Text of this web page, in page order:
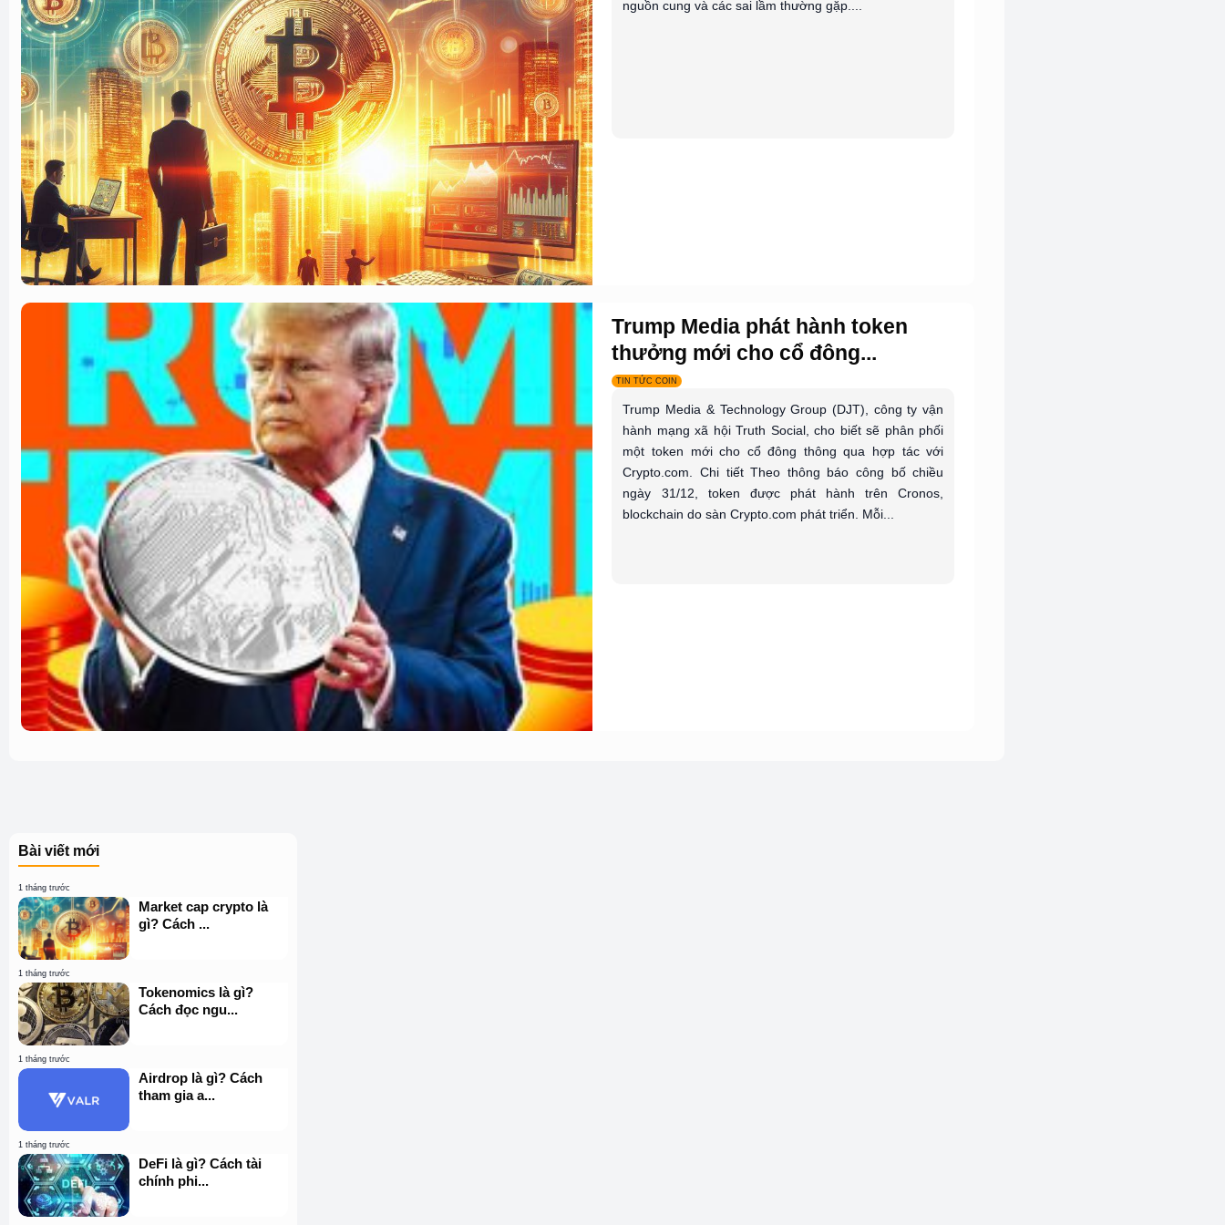
nguồn cung và các sai lầm thường gặp....
Trump Media phát hành token
thưởng mới cho cổ đông...
TIN TỨC COIN
Trump Media & Technology Group (DJT), công ty vận
hành mạng xã hội Truth Social, cho biết sẽ phân phối
một token mới cho cổ đông thông qua hợp tác với
Crypto.com. Chi tiết Theo thông báo công bố chiều
ngày 31/12, token được phát hành trên Cronos,
blockchain do sàn Crypto.com phát triển. Mỗi...
Bài viết mới
1 tháng trước
Market cap crypto là
gì? Cách ...
1 tháng trước
Tokenomics là gì?
Cách đọc ngu...
1 tháng trước
Airdrop là gì? Cách
tham gia a...
1 tháng trước
DeFi là gì? Cách tài
chính phi...